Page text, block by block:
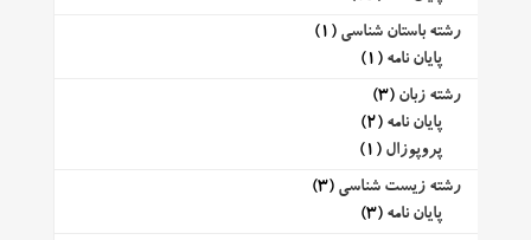
رشته باستان شناسی (1)
پایان نامه (1)
رشته زبان (3)
پایان نامه (2)
پروپوزال (1)
رشته زیست شناسی (3)
پایان نامه (3)